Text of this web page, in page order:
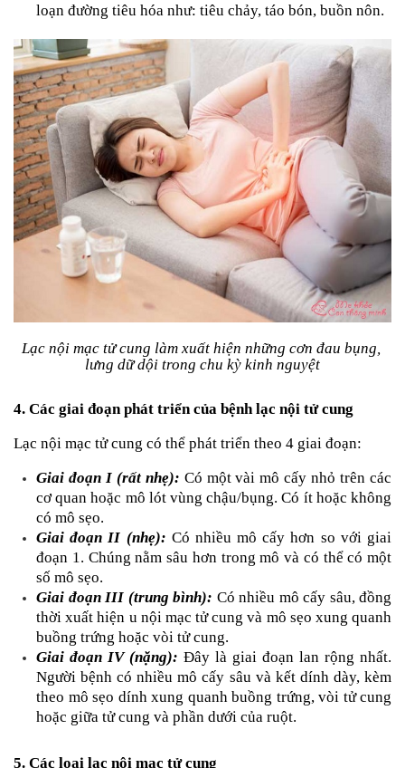
loạn đường tiêu hóa như: tiêu chảy, táo bón, buồn nôn.
Lạc nội mạc tử cung làm xuất hiện những cơn đau bụng,
lưng dữ dội trong chu kỳ kinh nguyệt
4. Các giai đoạn phát triển của bệnh lạc nội tử cung
Lạc nội mạc tử cung có thể phát triển theo 4 giai đoạn:
Giai đoạn I (rất nhẹ): Có một vài mô cấy nhỏ trên các
cơ quan hoặc mô lót vùng chậu/bụng. Có ít hoặc không
có mô sẹo.
Giai đoạn II (nhẹ): Có nhiều mô cấy hơn so với giai
đoạn 1. Chúng nằm sâu hơn trong mô và có thể có một
số mô sẹo.
Giai đoạn III (trung bình): Có nhiều mô cấy sâu, đồng
thời xuất hiện u nội mạc tử cung và mô sẹo xung quanh
buồng trứng hoặc vòi tử cung.
Giai đoạn IV (nặng): Đây là giai đoạn lan rộng nhất.
Người bệnh có nhiều mô cấy sâu và kết dính dày, kèm
theo mô sẹo dính xung quanh buồng trứng, vòi tử cung
hoặc giữa tử cung và phần dưới của ruột.
5. Các loại lạc nội mạc tử cung